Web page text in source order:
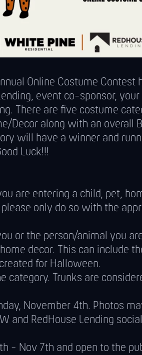
Online Costume Contest
event co-sponsor, your
There are five costume
Decor along with an overall
will have a winner and
Luck!!!
are entering a child, pet,
only do so with the
or the person/animal you
decor. This can include
for Halloween.
category. Trunks are
November 4th. Photos
and RedHouse Lending
- Nov 7th and open to the